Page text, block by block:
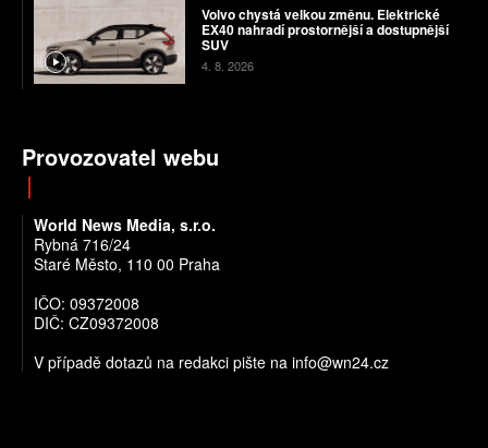
Volvo chystá velkou změnu. Elektrické
EX40 nahradí prostornější a dostupnější
SUV
4. 8. 2026
Provozovatel webu
World News Media, s.r.o.
Rybná 716/24
Staré Město, 110 00 Praha
IČO: 09372008
DIČ: CZ09372008
V případě dotazů na redakci pište na info@wn24.cz